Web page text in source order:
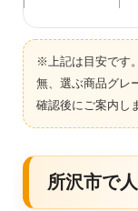
※上記は目安です
無、選ぶ商品グレ
確認後にご案内し
所沢市で